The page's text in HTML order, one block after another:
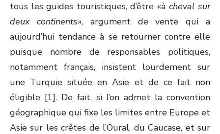
tous les guides touristiques, d’être «à cheval sur
deux continents», argument de vente qui a
aujourd’hui tendance à se retourner contre elle
puisque nombre de responsables politiques,
notamment français, insistent lourdement sur
une Turquie située en Asie et de ce fait non
éligible [1]. De fait, si l’on admet la convention
géographique qui fixe les limites entre Europe et
Asie sur les crêtes de l’Oural, du Caucase, et sur